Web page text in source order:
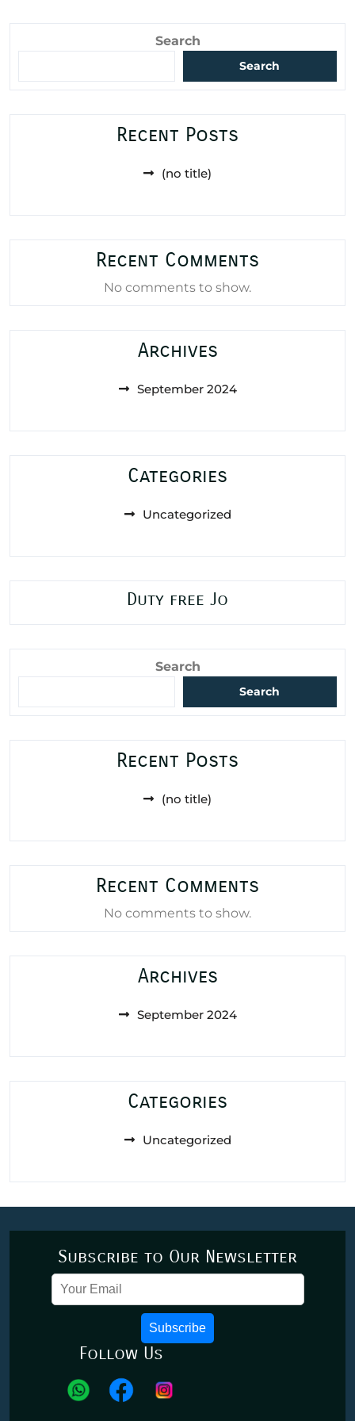
Search
Search
Recent Posts
(no title)
Recent Comments
No comments to show.
Archives
September 2024
Categories
Uncategorized
Duty free Jo
Search
Search
Recent Posts
(no title)
Recent Comments
No comments to show.
Archives
September 2024
Categories
Uncategorized
Subscribe to Our Newsletter
Subscribe
Follow Us